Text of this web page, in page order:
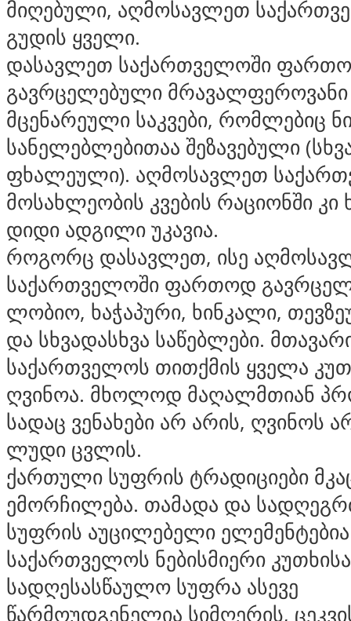
მიღებული, აღმოსავლეთ
გუდის ყველი.
დასავლეთ საქართველოში
გავრცელებული მრავალფეროვანი
მცენარეული საკვები, რომლებიც
სანელებლებითაა შეზავებული
ფხალეული). აღმოსავლეთ
მოსახლეობის კვების რაციონში
დიდი ადგილი უკავია.
როგორც დასავლეთ, ისე
საქართველოში ფართოდ
ლობიო, ხაჭაპური, ხინკალი,
და სხვადასხვა საწებლები.
საქართველოს თითქმის ყველა
ღვინოა. მხოლოდ მაღალმთიან
სადაც ვენახები არ არის, ღვინოს
ლუდი ცვლის.
ქართული სუფრის ტრადიციები
ემორჩილება. თამადა და
სუფრის აუცილებელი ელემენტებია
საქართველოს ნებისმიერი
სადღესასწაულო სუფრა ასევე
წარმოუდგენელია სიმღერის,